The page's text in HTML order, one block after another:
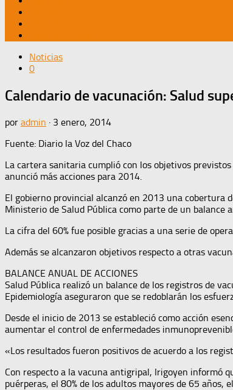
Noticias
0
Calendario de vacunación: Salud
por admin · 3 enero, 2014
Fuente: Diario la Voz del Chaco
La cartera sanitaria cumplió con los objetivos
anunció más acciones para 2014.
El gobierno provincial alcanzó en 2013 una cobertura
Ministerio de Salud Pública como parte de un
La cifra del 60% fue posible gracias a una serie de
Además se alcanzaron objetivos respecto a otras
BALANCE ANUAL DE ACCIONES
Salud Pública realizó un balance de los registros de
Epidemiología aseguraron que se redoblarán los
Desde el inicio de 2013 se estableció como acción
aumentar el control de enfermedades
«Los resultados fueron positivos de acuerdo a los
Con respecto a la vacuna antigripal, Irigoyen informó
puérperas, el 80% de los adultos mayores de 65 años,